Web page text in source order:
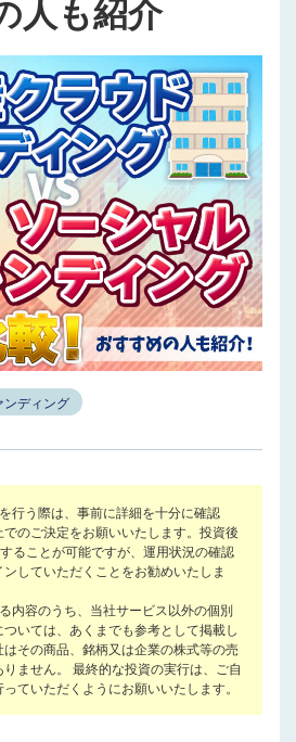
人も紹介
ディング
行う際は、事前に詳細を十分に確認
のご決定をお願いいたします。投資後
ることが可能ですが、運用状況の確認
していただくことをお勧めいたしま
内容のうち、当社サービス以外の個別
いては、あくまでも参考として掲載し
その商品、銘柄又は企業の株式等の売
ません。 最終的な投資の実行は、ご自
ていただくようにお願いいたします。